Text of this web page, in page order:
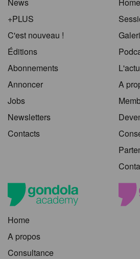
+PLUS
C'est nouveau !
Éditions
Abonnements
Annoncer
Jobs
Newsletters
Contacts
L'actu
A
Home
A propos
Consultance